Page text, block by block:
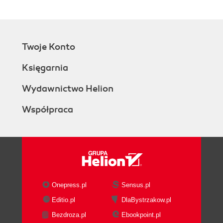
Twoje Konto
Księgarnia
Wydawnictwo Helion
Współpraca
Onepress.pl
Sensus.pl
Editio.pl
DlaBystrzakow.pl
Bezdroza.pl
Ebookpoint.pl